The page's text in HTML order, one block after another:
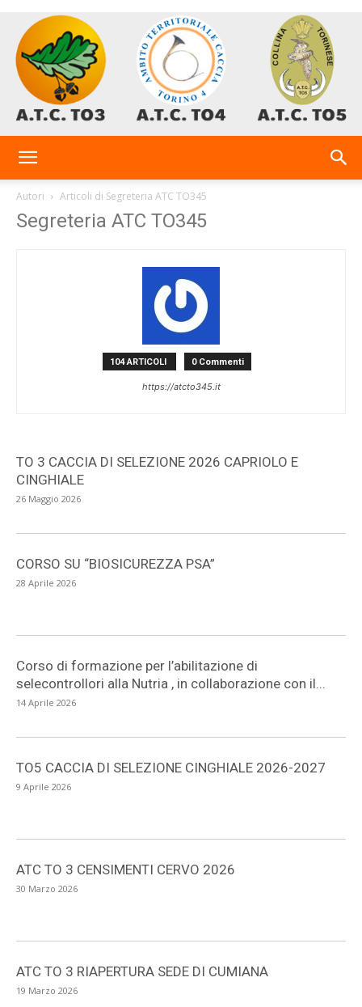
3-
4-
Autori Articoli di Segreteria ATC TO345
Segreteria ATC TO345
104 ARTICOLI 0 Commenti
https://atcto345.it
TO 3 CACCIA DI SELEZIONE 2026 CAPRIOLO E
CINGHIALE
26 Maggio 2026
CORSO SU “BIOSICUREZZA PSA”
28 Aprile 2026
Corso di formazione per l’abilitazione di
selecontrollori alla Nutria , in collaborazione con il...
14 Aprile 2026
TO5 CACCIA DI SELEZIONE CINGHIALE 2026-2027
9 Aprile 2026
ATC TO 3 CENSIMENTI CERVO 2026
30 Marzo 2026
ATC TO 3 RIAPERTURA SEDE DI CUMIANA
19 Marzo 2026